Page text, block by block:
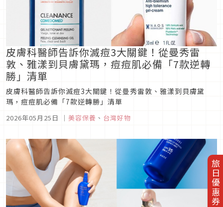
旅日優惠券
皮膚科醫師告訴你滅痘3大關鍵！從曼秀雷
敦、雅漾到貝膚黛瑪，痘痘肌必備「7款逆轉
勝」清單
皮膚科醫師告訴你滅痘3大關鍵！從曼秀雷敦、雅漾到貝膚黛
瑪，痘痘肌必備「7款逆轉勝」清單
2026年05月25日 ｜ 美容保養 、 台灣好物